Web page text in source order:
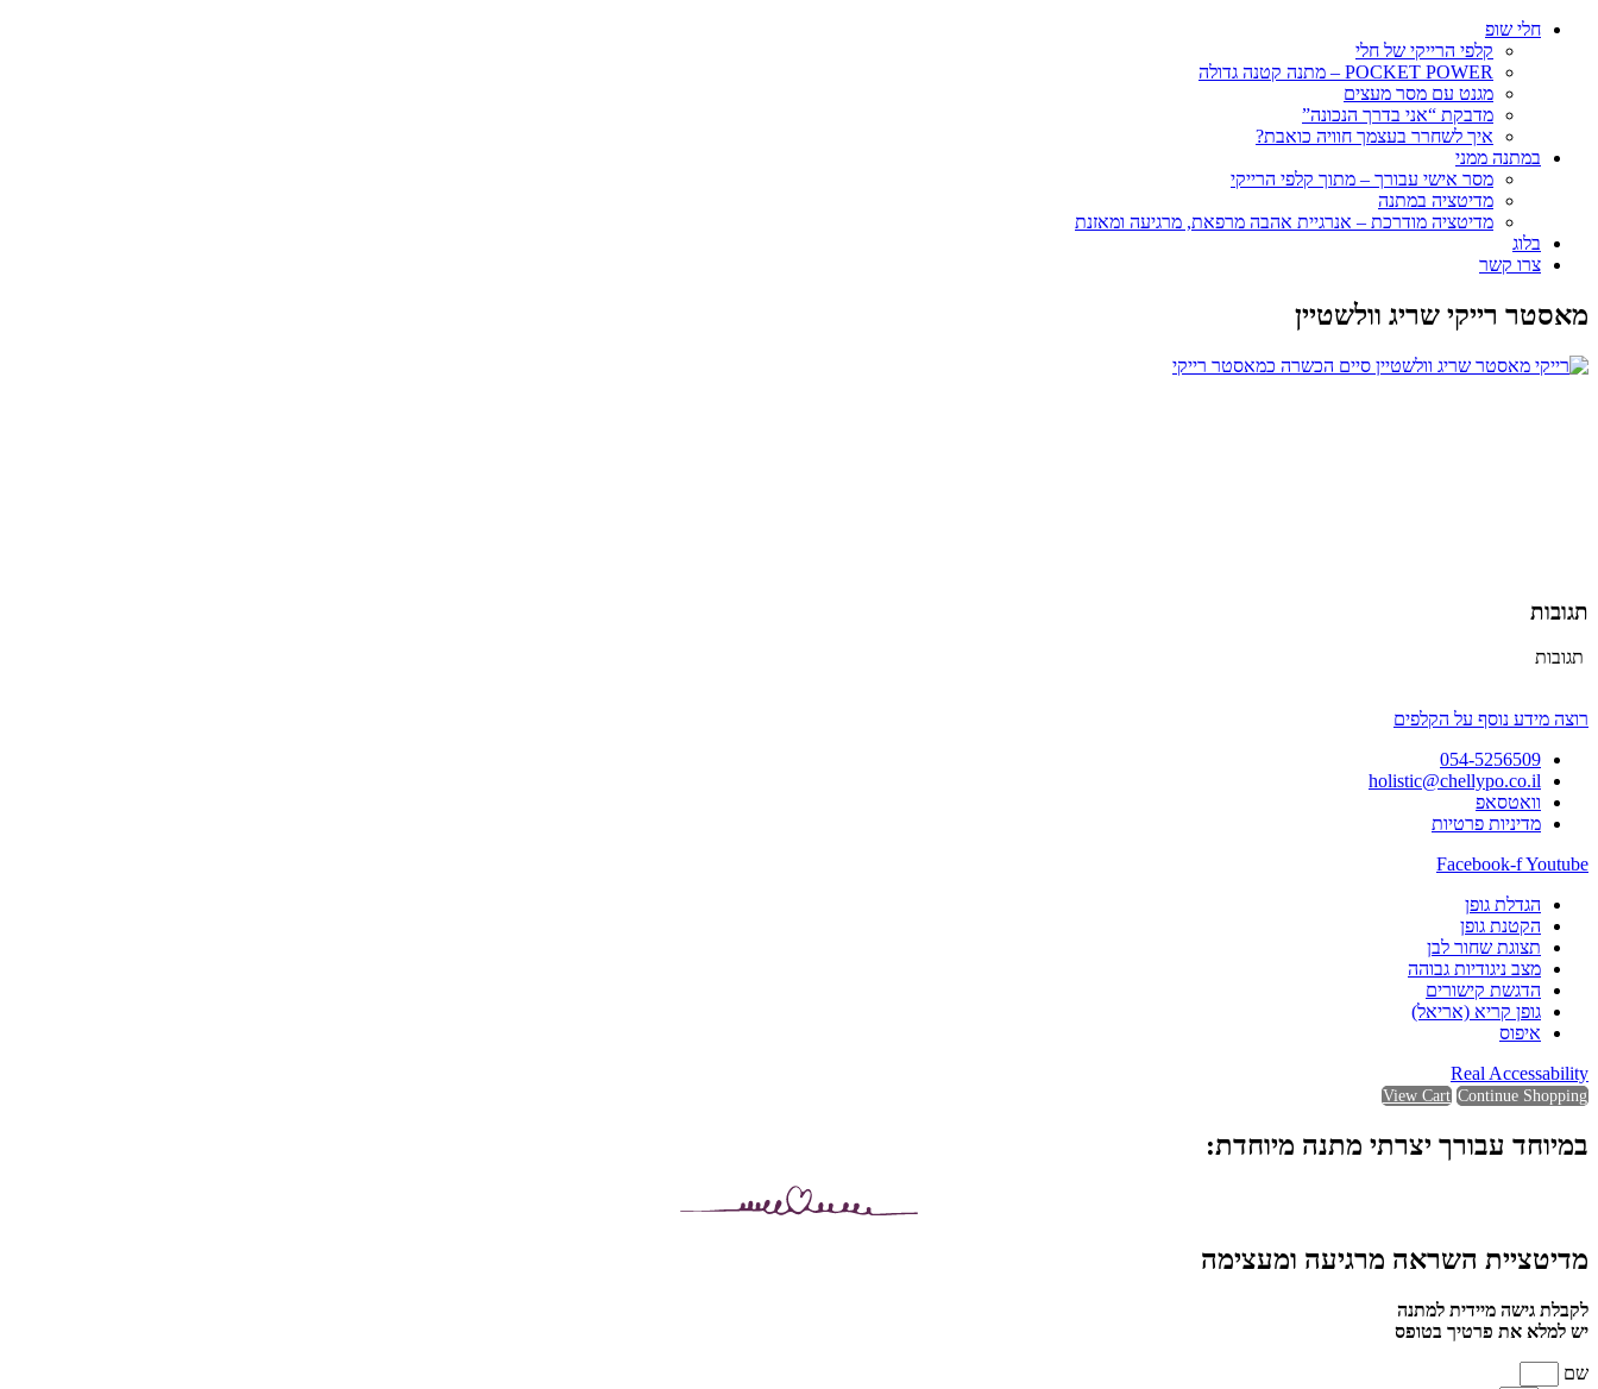
חלי שופ
קלפי הרייקי של חלי
POCKET POWER – מתנה קטנה גדולה
מגנט עם מסר מעצים
מדבקת “אני בדרך הנכונה”
איך לשחרר בעצמך חוויה כואבת?
במתנה ממני
מסר אישי עבורך – מתוך קלפי הרייקי
מדיטציה במתנה
מדיטציה מודרכת – אנרגיית אהבה מרפאת, מרגיעה ומאזנת
בלוג
צרו קשר
מאסטר רייקי שריג וולשטיין
תגובות
תגובות
רוצה מידע נוסף על הקלפים
054-5256509
holistic@chellypo.co.il
וואטסאפ
מדיניות פרטיות
Facebook-fYoutube
הגדלת גופן
הקטנת גופן
תצוגת שחור לבן
מצב ניגודיות גבוהה
הדגשת קישורים
גופן קריא (אריאל)
איפוס
Real Accessability
View Cart Continue Shopping
במיוחד עבורך יצרתי מתנה מיוחדת:
מדיטציית השראה מרגיעה ומעצימה
לקבלת גישה מיידית למתנה
יש למלא את פרטיך בטופס
שם